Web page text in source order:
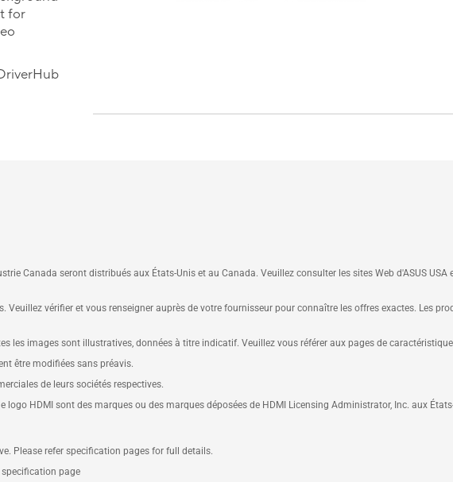
for
Canada seront distribués aux États-Unis et au Canada. Veuillez consulter les sites Web d'ASUS
vérifier et vous renseigner auprès de votre fournisseur pour connaître les offres exactes. Les
les images sont illustratives, données à titre indicatif. Veuillez vous référer aux pages de
être modifiées sans préavis.
de leurs sociétés respectives.
HDMI sont des marques ou des marques déposées de HDMI Licensing Administrator, Inc. aux
Please refer specification pages for full details.
page